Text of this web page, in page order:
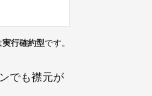
実行確約型です。
でも襟元が